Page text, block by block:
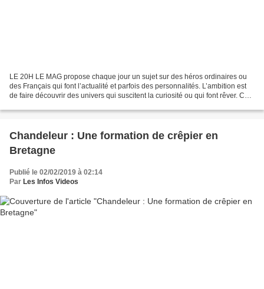
LE 20H LE MAG propose chaque jour un sujet sur des héros ordinaires ou
des Français qui font l’actualité et parfois des personnalités. L’ambition est
de faire découvrir des univers qui suscitent la curiosité ou qui font rêver. Ce
Chandeleur : Une formation de crêpier en
Bretagne
Publié le 02/02/2019 à 02:14
Par Les Infos Videos